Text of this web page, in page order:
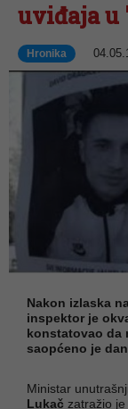
uviđaja u
Hronika
Nakon izlaska
inspektor je
konstatovao da
saopćeno je
Ministar
Lukač zatražio